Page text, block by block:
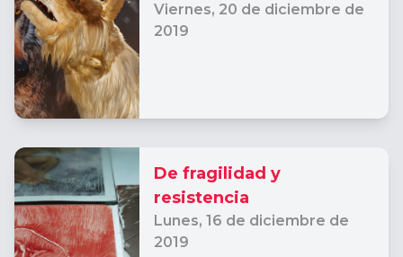
Viernes, 20 de diciembre de
2019
De fragilidad y
resistencia
Lunes, 16 de diciembre de
2019